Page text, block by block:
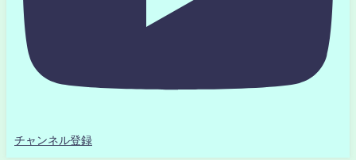
チャンネル登録